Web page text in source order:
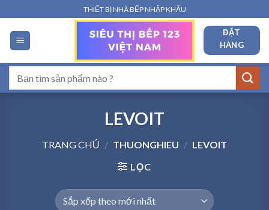
qua
nội
dung
THIẾT BỊ NHÀ BẾP NHẬP KHẨU
ĐẶT
HÀNG
kiếm:
LEVOIT
TRANG CHỦ / THUONGHIEU / LEVOIT
LỌC